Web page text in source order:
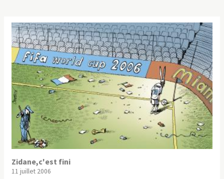
Zidane,c'est fini
11 juillet 2006